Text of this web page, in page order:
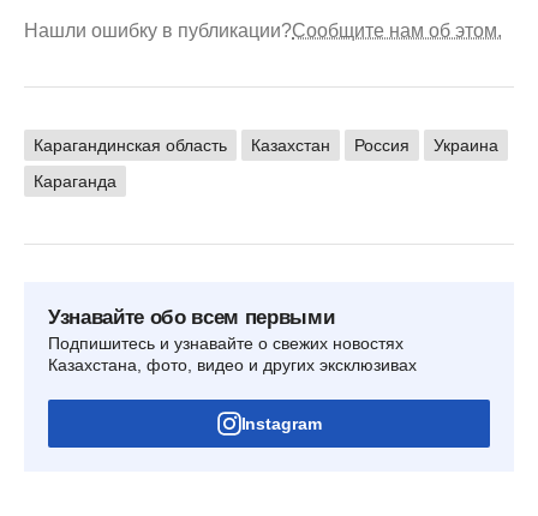
Нашли ошибку в публикации?Сообщите нам об этом.
Карагандинская область Казахстан Россия
Украина
Караганда
Узнавайте обо всем первыми
Подпишитесь и узнавайте о свежих новостях
Казахстана, фото, видео и других эксклюзивах
Instagram